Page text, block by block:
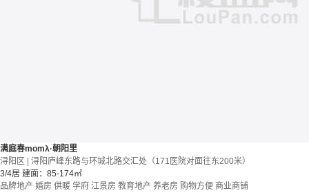
满庭春momλ·朝阳里
浔阳区 | 浔阳庐峰东路与环城北路交汇处（171医院对面往东200米）
3/4居 建面：85-174㎡
品牌地产 婚房 供暖 学府 江景房 教育地产 养老房 购物方便 商业商铺